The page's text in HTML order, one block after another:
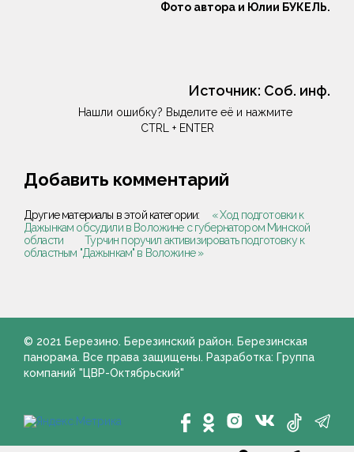
Фото автора и Юлии БУКЕЛЬ.
Источник: Соб. инф.
Нашли ошибку? Выделите её и нажмите
CTRL + ENTER
Добавить комментарий
Другие материалы в этой категории:
« Ход подготовки к
Дажынкам обсудили в Воложине c губернатором Минской
области
Турчин поручил активизировать подготовку к
областным "Дажынкам" в Воложине »
© 2021 Березино. Березинский район. Березинская
панорама. Все права защищены. Разработка: Группа
компаний "ЦВР-Октябрьский"